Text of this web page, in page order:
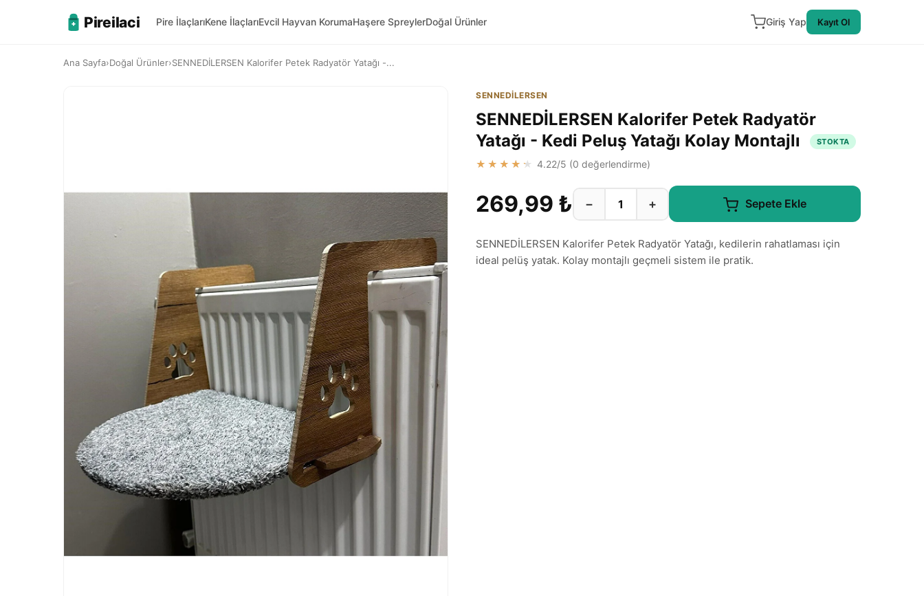
Pireilaci Pire İlaçlarıKene İlaçlarıEvcil Hayvan KorumaHaşere SpreylerDoğal Ürünler Giriş Yap Kayıt Ol
Ana Sayfa›Doğal Ürünler›SENNEDİLERSEN Kalorifer Petek Radyatör Yatağı -...
SENNEDİLERSEN
SENNEDİLERSEN Kalorifer Petek Radyatör
Yatağı - Kedi Peluş Yatağı Kolay Montajlı
STOKTA
★★★★★ 4.22/5 (0 değerlendirme)
269,99 ₺ − + Sepete Ekle
SENNEDİLERSEN Kalorifer Petek Radyatör Yatağı, kedilerin rahatlaması için
ideal pelüş yatak. Kolay montajlı geçmeli sistem ile pratik.